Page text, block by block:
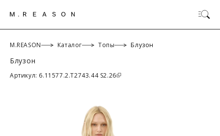
M.REASON Каталог Топы Блузон
Блузон
Артикул: 6.11577.2.T2743.44 S2.26